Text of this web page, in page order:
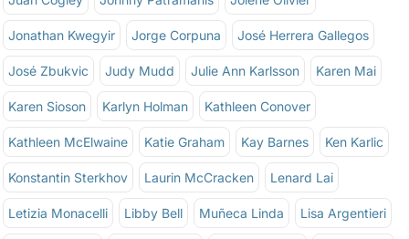
Jonathan Kwegyir Jorge Corpuna José Herrera Gallegos
José Zbukvic Judy Mudd Julie Ann Karlsson Karen Mai
Karen Sioson Karlyn Holman Kathleen Conover
Kathleen McElwaine Katie Graham Kay Barnes Ken Karlic
Konstantin Sterkhov Laurin McCracken Lenard Lai
Letizia Monacelli Libby Bell Muñeca Linda Lisa Argentieri